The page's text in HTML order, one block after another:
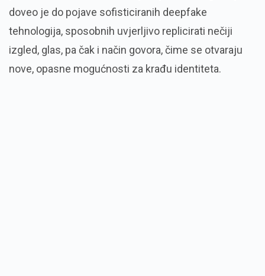
doveo je do pojave sofisticiranih deepfake
tehnologija, sposobnih uvjerljivo replicirati nečiji
izgled, glas, pa čak i način govora, čime se otvaraju
nove, opasne mogućnosti za krađu identiteta.